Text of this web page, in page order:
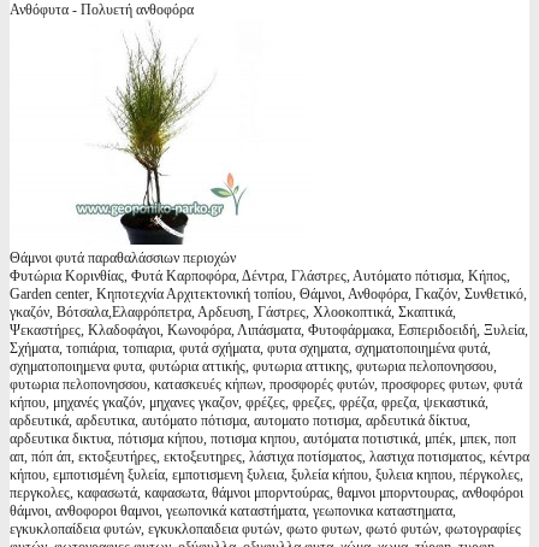
Ανθόφυτα - Πολυετή ανθοφόρα
Θάμνοι φυτά παραθαλάσσιων περιοχών
Φυτώρια Κορινθίας, Φυτά Καρποφόρα, Δέντρα, Γλάστρες, Αυτόματο πότισμα, Κήπος,
Garden center, Κηποτεχνία Αρχιτεκτονική τοπίου, Θάμνοι, Ανθοφόρα, Γκαζόν, Συνθετικό,
γκαζόν, Βότσαλα,Ελαφρόπετρα, Αρδευση, Γάστρες, Χλοοκοπτικά, Σκαπτικά,
Ψεκαστήρες, Κλαδοφάγοι, Κωνοφόρα, Λιπάσματα, Φυτοφάρμακα, Εσπεριδοειδή, Ξυλεία,
Σχήματα, τοπιάρια, τοπιαρια, φυτά σχήματα, φυτα σχηματα, σχηματοποιημένα φυτά,
σχηματοποιημενα φυτα, φυτώρια αττικής, φυτωρια αττικης, φυτωρια πελοπονησσου,
φυτωρια πελοπονησσου, κατασκευές κήπων, προσφορές φυτών, προσφορες φυτων, φυτά
κήπου, μηχανές γκαζόν, μηχανες γκαζον, φρέζες, φρεζες, φρέζα, φρεζα, ψεκαστικά,
αρδευτικά, αρδευτικα, αυτόματο πότισμα, αυτοματο ποτισμα, αρδευτικά δίκτυα,
αρδευτικα δικτυα, πότισμα κήπου, ποτισμα κηπου, αυτόματα ποτιστικά, μπέκ, μπεκ, ποπ
απ, πόπ άπ, εκτοξευτήρες, εκτοξευτηρες, λάστιχα ποτίσματος, λαστιχα ποτισματος, κέντρα
κήπου, εμποτισμένη ξυλεία, εμποτισμενη ξυλεια, ξυλεία κήπου, ξυλεια κηπου, πέργκολες,
περγκολες, καφασωτά, καφασωτα, θάμνοι μπορντούρας, θαμνοι μπορντουρας, ανθοφόροι
θάμνοι, ανθοφοροι θαμνοι, γεωπονικά καταστήματα, γεωπονικα καταστηματα,
εγκυκλοπαίδεια φυτών, εγκυκλοπαιδεια φυτών, φωτο φυτων, φωτό φυτών, φωτογραφίες